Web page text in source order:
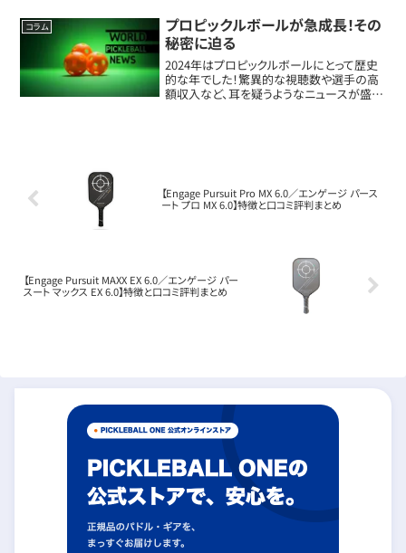
を作り、学生たちはピックルボールに夢中
で...
コラム
プロピックルボールが急成長！その
秘密に迫る
2024年はプロピックルボールにとって歴史
的な年でした！驚異的な視聴数や選手の高
額収入など、耳を疑うようなニュースが盛り
【Engage Pursuit Pro MX 6.0／エンゲージ パース
ート プロ MX 6.0】特徴と口コミ評判まとめ
【Engage Pursuit MAXX EX 6.0／エンゲージ パー
スート マックス EX 6.0】特徴と口コミ評判まとめ